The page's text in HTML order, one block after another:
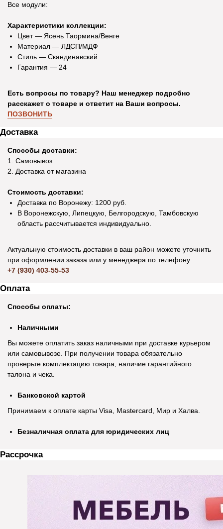
Все модули:
Характеристики коллекции:
Цвет — Ясень Таормина/Венге
Материал — ЛДСП/МДФ
Стиль — Скандинавский
Гарантия — 24
Есть вопросы по товару? Наш менеджер подробно
расскажет о товаре и ответит на Ваши вопросы.
ПОЗВОНИТЬ
Доставка
Способы доставки:
1. Самовывоз
2. Доставка от магазина
Стоимость доставки:
Доставка по Воронежу: 1200 руб.
В Воронежскую, Липецкую, Белгородскую, Тамбовскую
область рассчитывается индивидуально.
Актуальную стоимость доставки в ваш район можете уточнить
при оформлении заказа или у менеджера по телефону
+7 (930) 403-55-53
Оплата
Способы оплаты:
Наличными
Вы можете оплатить заказ наличными при доставке курьером
или самовывозе. При получении товара обязательно
проверьте комплектацию товара, наличие гарантийного
талона и чека.
Банковской картой
Принимаем к оплате карты Visa, Mastercard, Мир и Халва.
Безналичная оплата для юридических лиц
Рассрочка